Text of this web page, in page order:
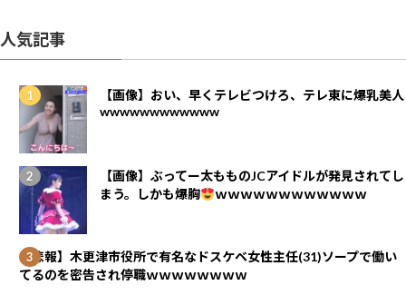
人気記事
【画像】おい、早くテレビつけろ、テレ東に爆乳美人
wwwwwwwwwwww
【画像】ぶってー太もものJCアイドルが発見されてし
まう。しかも爆胸
ｗｗｗｗｗｗｗｗｗｗｗｗ
【悲報】木更津市役所で有名なドスケベ女性主任(31)ソープで働い
てるのを密告され停職ｗｗｗｗｗｗｗｗ